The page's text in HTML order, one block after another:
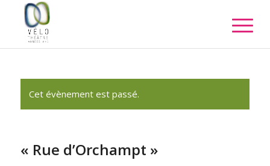
Cet évènement est passé.
« Rue d’Orchampt »